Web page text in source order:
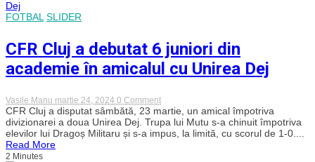
Sibiu
FOTBAL SLIDER
CFR Cluj a debutat 6 juniori din
academie în amicalul cu Unirea Dej
Vasile Manu martie 24, 2024 0 Commenton
CFR
Cluj
a
debutat
CFR Cluj a disputat sâmbătă, 23 martie, un amical împotriva
divizionarei a doua Unirea Dej. Trupa lui Mutu s-a chinuit împotriva
elevilor lui Dragoș Militaru și s-a impus, la limită, cu scorul de 1-0....
Read More
2 Minutes